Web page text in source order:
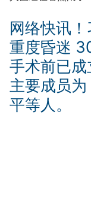
网络快讯
重度昏迷
手术前已成
主要成员
平等人。